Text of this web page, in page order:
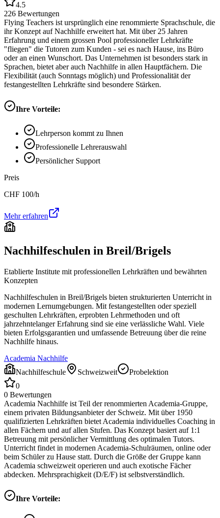
4.5
226 Bewertungen
Flying Teachers ist ursprünglich eine renommierte Sprachschule, die
ihr Konzept auf Nachhilfe erweitert hat. Mit über 25 Jahren
Erfahrung und einem grossen Pool professioneller Lehrkräfte
"fliegen" die Tutoren zum Kunden - sei es nach Hause, ins Büro
oder an einen Wunschort. Das Unternehmen ist besonders stark in
Sprachen, bietet aber auch Nachhilfe in allen Hauptfächern. Die
Flexibilität (auch Sonntags möglich) und Professionalität der
festangestellten Lehrkräfte sind besondere Stärken.
Ihre Vorteile:
Lehrperson kommt zu Ihnen
Professionelle Lehrerauswahl
Persönlicher Support
Preis
CHF 100/h
Mehr erfahren
Nachhilfeschulen in Breil/Brigels
Etablierte Institute mit professionellen Lehrkräften und bewährten
Konzepten
Nachhilfeschulen in Breil/Brigels bieten strukturierten Unterricht in
modernen Lernumgebungen. Mit festangestellten oder speziell
geschulten Lehrkräften, erprobten Lehrmethoden und oft
jahrzehntelanger Erfahrung sind sie eine verlässliche Wahl. Viele
bieten Erfolgsgarantien und umfassende Betreuung über die reine
Nachhilfe hinaus.
Academia Nachhilfe
Nachhilfeschule
Schweizweit
Probelektion
0
0 Bewertungen
Academia Nachhilfe ist Teil der renommierten Academia-Gruppe,
einem privaten Bildungsanbieter der Schweiz. Mit über 1950
qualifizierten Lehrkräften bietet Academia individuelles Coaching in
allen Fächern und auf allen Stufen. Das Konzept basiert auf 1:1
Betreuung mit persönlicher Vermittlung des optimalen Tutors.
Unterricht findet in modernen Academia-Schulräumen, online oder
beim Schüler zu Hause statt. Durch die Größe der Gruppe kann
Academia schweizweit operieren und auch exotische Fächer
abdecken. Mehrsprachigkeit (D/E/F) ist selbstverständlich.
Ihre Vorteile: